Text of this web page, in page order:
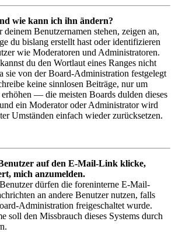
wie kann ich ihn ändern?
deinem Benutzernamen stehen, zeigen an,
du bislang erstellt hast oder identifizieren
wie Moderatoren und Administratoren.
du den Wortlaut eines Ranges nicht
sie von der Board-Administration festgelegt
keine sinnlosen Beiträge, nur um
— die meisten Boards dulden dieses
ein Moderator oder Administrator wird
Umständen einfach wieder zurücksetzen.
auf den E-Mail-Link klicke,
mich anzumelden.
dürfen die foreninterne E-Mail-
an andere Benutzer nutzen, falls
Administration freigeschaltet wurde.
soll den Missbrauch dieses Systems durch